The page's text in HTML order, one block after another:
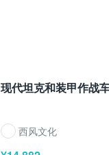
现代坦克和装甲作战
西风文化